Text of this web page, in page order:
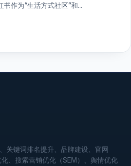
作为“生活方式社区”和...
关键词排名提升、品牌建设、官网
、搜索营销优化（SEM）、舆情优化